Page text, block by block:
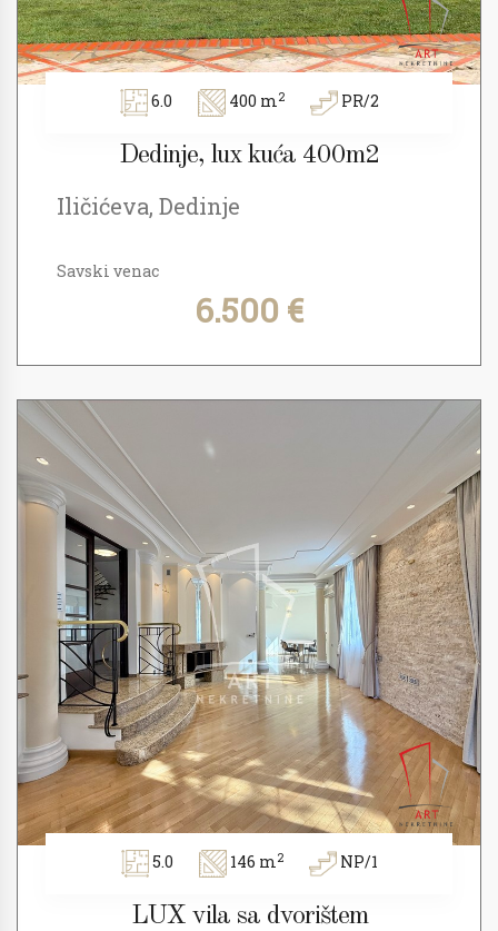
6.0 400 m2 PR/2
Dedinje, lux kuća 400m2
Iličićeva, Dedinje
Savski venac
6.500 €
5.0 146 m2 NP/1
LUX vila sa dvorištem